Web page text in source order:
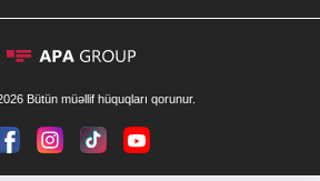
Bütün müəllif hüquqları qorunur.